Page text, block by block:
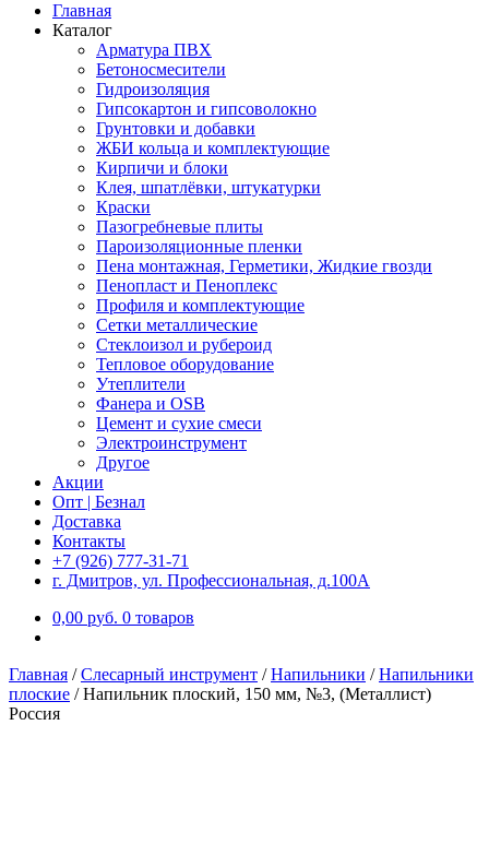
Главная
Каталог
Арматура ПВХ
Бетоносмесители
Гидроизоляция
Гипсокартон и гипсоволокно
Грунтовки и добавки
ЖБИ кольца и комплектующие
Кирпичи и блоки
Клея, шпатлёвки, штукатурки
Краски
Пазогребневые плиты
Пароизоляционные пленки
Пена монтажная, Герметики, Жидкие гвозди
Пенопласт и Пеноплекс
Профиля и комплектующие
Сетки металлические
Стеклоизол и рубероид
Тепловое оборудование
Утеплители
Фанера и OSB
Цемент и сухие смеси
Электроинструмент
Другое
Акции
Опт | Безнал
Доставка
Контакты
+7 (926) 777-31-71
г. Дмитров, ул. Профессиональная, д.100А
0,00 руб. 0 товаров
Главная /Слесарный инструмент /Напильники /Напильники
плоские /Напильник плоский, 150 мм, №3, (Металлист)
Россия